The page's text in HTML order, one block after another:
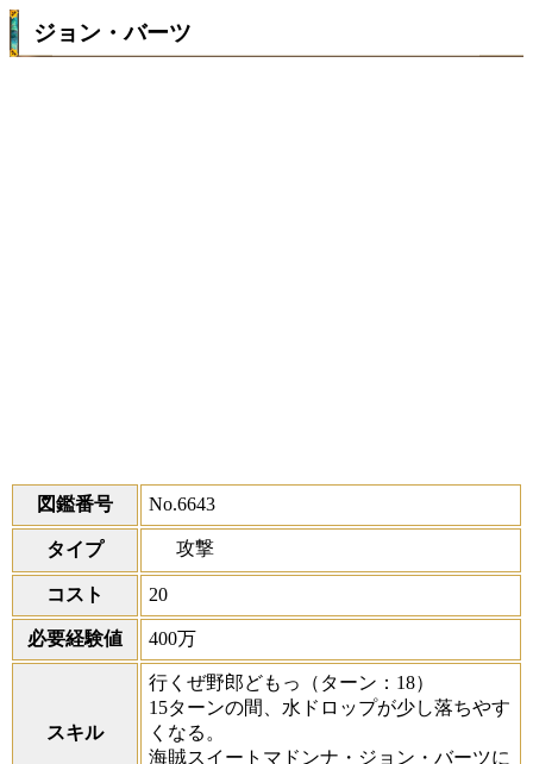
ジョン・バーツ
図鑑番号 No.6643
タイプ 攻撃
コスト 20
必要経験値 400万
スキル
行くぜ野郎どもっ
（ターン：18）
15ターンの間、水ドロップが少し落ちやす
くなる。
海賊スイートマドンナ・ジョン・バーツに